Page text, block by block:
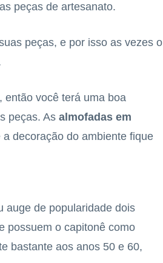
peças de artesanato.
peças, e por isso as vezes o
, então você terá uma boa
peças. As almofadas em
decoração do ambiente fique
auge de popularidade dois
possuem o capitonê como
bastante aos anos 50 e 60,